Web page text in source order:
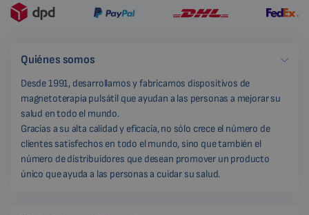
Quiénes somos
Desde 1991, desarrollamos y fabricamos dispositivos de
magnetoterapia pulsátil que ayudan a las personas a mejorar su
salud en todo el mundo.
Gracias a su alta calidad y eficacia, no sólo crece el número de
clientes satisfechos en todo el mundo, sino que también el
número de distribuidores que desean promover un producto
único que ayuda a las personas a cuidar su salud.